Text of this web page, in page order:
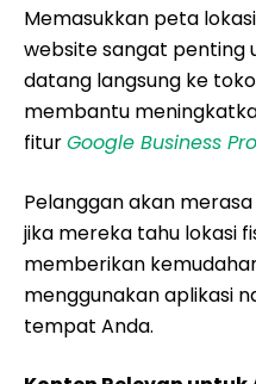
Memasukkan peta
website sangat penting
datang langsung ke
membantu
fiturGoogle Business
Pelanggan akan
jika mereka tahu lokasi
memberikan
menggunakan aplikasi
tempat Anda.